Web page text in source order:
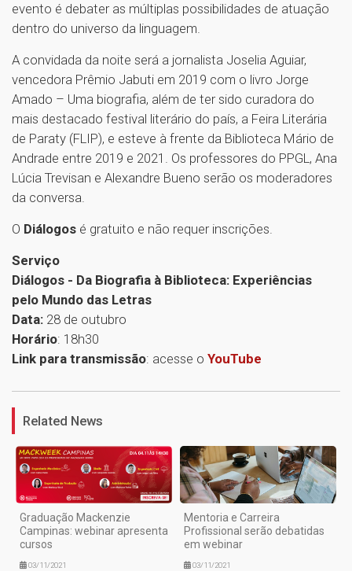
evento é debater as múltiplas possibilidades de atuação
dentro do universo da linguagem.
A convidada da noite será a jornalista Joselia Aguiar,
vencedora Prêmio Jabuti em 2019 com o livro Jorge
Amado – Uma biografia, além de ter sido curadora do
mais destacado festival literário do país, a Feira Literária
de Paraty (FLIP), e esteve à frente da Biblioteca Mário de
Andrade entre 2019 e 2021. Os professores do PPGL, Ana
Lúcia Trevisan e Alexandre Bueno serão os moderadores
da conversa.
O Diálogos é gratuito e não requer inscrições.
Serviço
Diálogos - Da Biografia à Biblioteca: Experiências
pelo Mundo das Letras
Data: 28 de outubro
Horário: 18h30
Link para transmissão: acesse o YouTube
1
Related News
Graduação Mackenzie
Campinas: webinar apresenta
cursos
03/11/2021
Mentoria e Carreira
Profissional serão debatidas
em webinar
03/11/2021